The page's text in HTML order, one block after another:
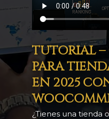
TUTORIAL –
PARA
EN 2025
¿Tienes una tienda